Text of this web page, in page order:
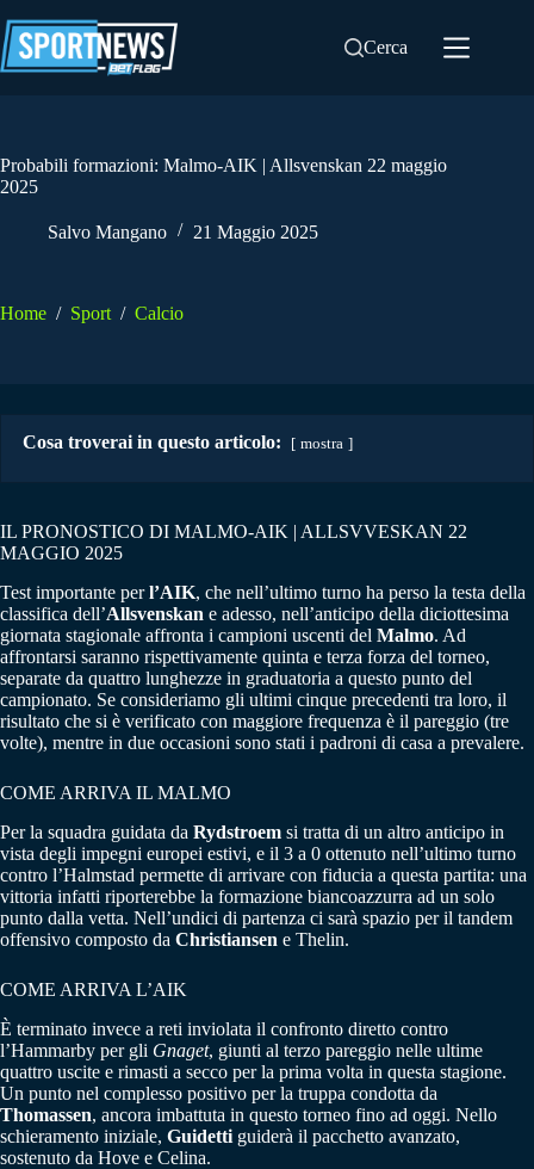
al
contenuto
Cerca
Probabili formazioni: Malmo-AIK | Allsvenskan 22 maggio
2025
Salvo Mangano 21 Maggio 2025
Home / Sport / Calcio
Cosa troverai in questo articolo: mostra
IL PRONOSTICO DI MALMO-AIK | ALLSVVESKAN 22
MAGGIO 2025
Test importante perl’AIK, che nell’ultimo turno ha perso la testa della
classifica dell’Allsvenskan e adesso, nell’anticipo della diciottesima
giornata stagionale affronta i campioni uscenti del Malmo. Ad
affrontarsi saranno rispettivamente quinta e terza forza del torneo,
separate da quattro lunghezze in graduatoria a questo punto del
campionato. Se consideriamo gli ultimi cinque precedenti tra loro, il
risultato che si è verificato con maggiore frequenza è il pareggio (tre
volte), mentre in due occasioni sono stati i padroni di casa a prevalere.
COME ARRIVA IL MALMO
Per la squadra guidata da Rydstroem si tratta di un altro anticipo in
vista degli impegni europei estivi, e il 3 a 0 ottenuto nell’ultimo turno
contro l’Halmstad permette di arrivare con fiducia a questa partita: una
vittoria infatti riporterebbe la formazione biancoazzurra ad un solo
punto dalla vetta. Nell’undici di partenza ci sarà spazio per il tandem
offensivo composto da Christiansen e Thelin.
COME ARRIVA L’AIK
È terminato invece a reti inviolata il confronto diretto contro
l’Hammarby per gli Gnaget, giunti al terzo pareggio nelle ultime
quattro uscite e rimasti a secco per la prima volta in questa stagione.
Un punto nel complesso positivo per la truppa condotta da
Thomassen, ancora imbattuta in questo torneo fino ad oggi. Nello
schieramento iniziale, Guidetti guiderà il pacchetto avanzato,
sostenuto da Hove e Celina.